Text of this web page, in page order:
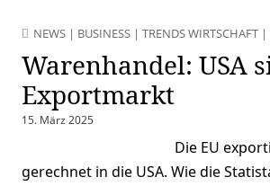
NEWS| BUSINESS| TRENDS WIRTSCHAFT|
Warenhandel: USA
Exportmarkt
15. März 2025
Die EU
gerechnet in die USA. Wie die